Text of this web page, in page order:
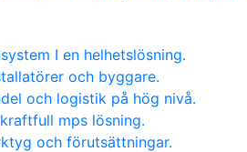
I en helhetslösning.
och byggare.
och logistik på hög nivå.
mps lösning.
och förutsättningar.